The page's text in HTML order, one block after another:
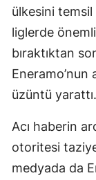
ülkesini
liglerde
bıraktıktan
Eneramo’nun
üzüntü yarattı.
Acı haberin
otoritesi
medyada da